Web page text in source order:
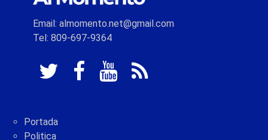
Email: almomento.net@gmail.com
Tel: 809-697-9364
Portada
Politica